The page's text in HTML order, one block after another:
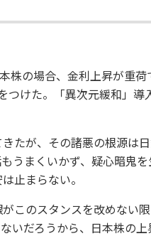
株の場合、金利上昇が重
けた。「異次元緩和」導
たが、その諸悪の根源は日
うまくいかず、疑心暗鬼
止まらない。
このスタンスを改めない
いだろうから、日本株の